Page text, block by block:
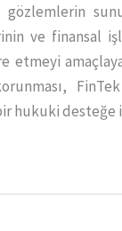
ve finansal
etmeyi
hukuki desteğe